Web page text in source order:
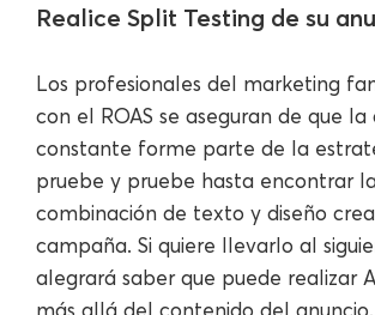
Realice Split Testing de su
Los profesionales del marketing
con el ROAS se aseguran de que
constante forme parte de la
pruebe y pruebe hasta encontrar
combinación de texto y diseño
campaña. Si quiere llevarlo al
alegrará saber que puede realizar
más allá del contenido del